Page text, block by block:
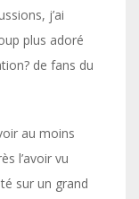
j’ai
plus adoré
de fans du
au moins
l’avoir vu
sur un grand